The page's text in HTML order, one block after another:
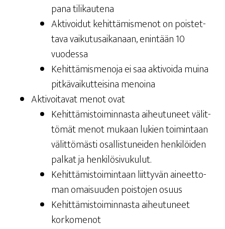
pa­na tilikautena
Akti­voi­dut kehit­tä­mis­me­not on pois­tet­
ta­va vai­ku­tusai­ka­naan, enin­tään 10
vuodessa
Kehit­tä­mis­me­no­ja ei saa akti­voi­da mui­na
pit­kä­vai­kut­tei­si­na menoina
Akti­voi­ta­vat menot ovat
Kehit­tä­mis­toi­min­nas­ta aiheu­tu­neet välit­
tö­mät menot mukaan lukien toi­min­taan
välit­tö­mäs­ti osal­lis­tu­nei­den hen­ki­löi­den
pal­kat ja henkilösivukulut.
Kehit­tä­mis­toi­min­taan liit­ty­vän aineet­to­
man omai­suu­den pois­to­jen osuus
Kehit­tä­mis­toi­min­nas­ta aiheu­tu­neet
korkomenot